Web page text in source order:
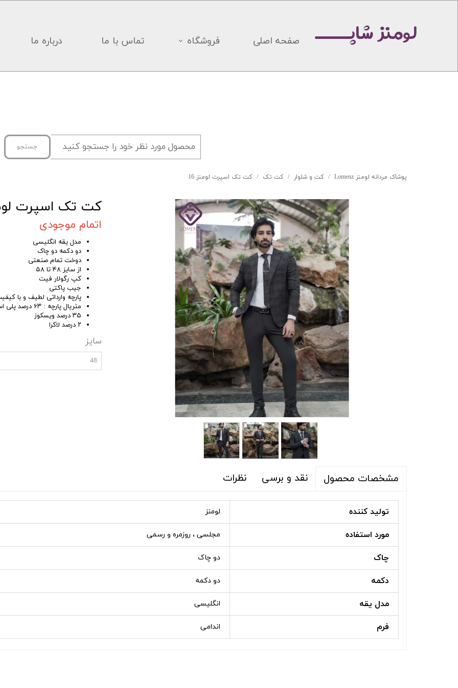
صفحه اصلی فروشگاه تماس با ما درباره ما لومنز شاپـــــ
پوشاک مردانه لومنز Lomenz کت و شلوار کت تک کت تک اسپرت لومنز 16
کت تک اسپرت
اتمام موجودی
مدل یقه انگلیسی
دو دکمه دو چاک
دوخت تمام صنعتی
از سایز ۴۸ تا ۵۸
کپ رگولار فیت
جیب پاکتی
پارچه وارداتی لطیف و با
متریال پارچه : ۶۳ درصد پلی استر
۳۵ درصد ویسکوز
۲ درصد لاکرا
سایز
48
مشخصات محصول نقد و برسی نظرات
تولید کننده لومنز
مورد استفاده مجلسی ، روزمره و رسمی
چاک دو چاک
دکمه دو دکمه
مدل یقه انگلیسی
فرم اندامی
جستجو